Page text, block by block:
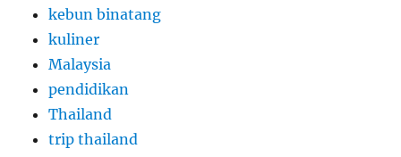
kebun binatang
kuliner
Malaysia
pendidikan
Thailand
trip thailand